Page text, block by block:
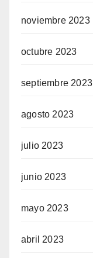
noviembre 2023
octubre 2023
septiembre 2023
agosto 2023
julio 2023
junio 2023
mayo 2023
abril 2023